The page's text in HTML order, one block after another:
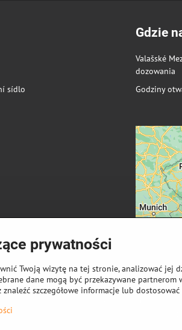
sídlo
Gdzie
Valašské
dozowania
Godziny
prywatności
Twoją wizytę na tej stronie, analizować jej
dane mogą być przekazywane
szczegółowe informacje lub